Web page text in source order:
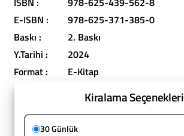
E-ISBN :
978-625-371-385-0
Baskı :
2. Baskı
Y.Tarihi :
2024
Format :
E-Kitap
Kiralama Seçenekleri
30 Günlük